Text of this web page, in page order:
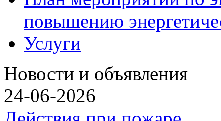
повышению
Услуги
Новости и объявления
24-06-2026